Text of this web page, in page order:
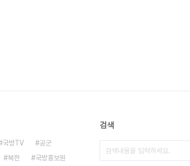
국방TV
공군
북한
국방홍보원
검색